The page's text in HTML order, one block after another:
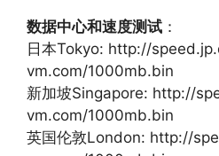
数据中心和速度测试 ：
日本Tokyo: http://
vm.com/1000mb.bin
新加坡Singapore: http://
vm.com/1000mb.bin
英国伦敦London: http://